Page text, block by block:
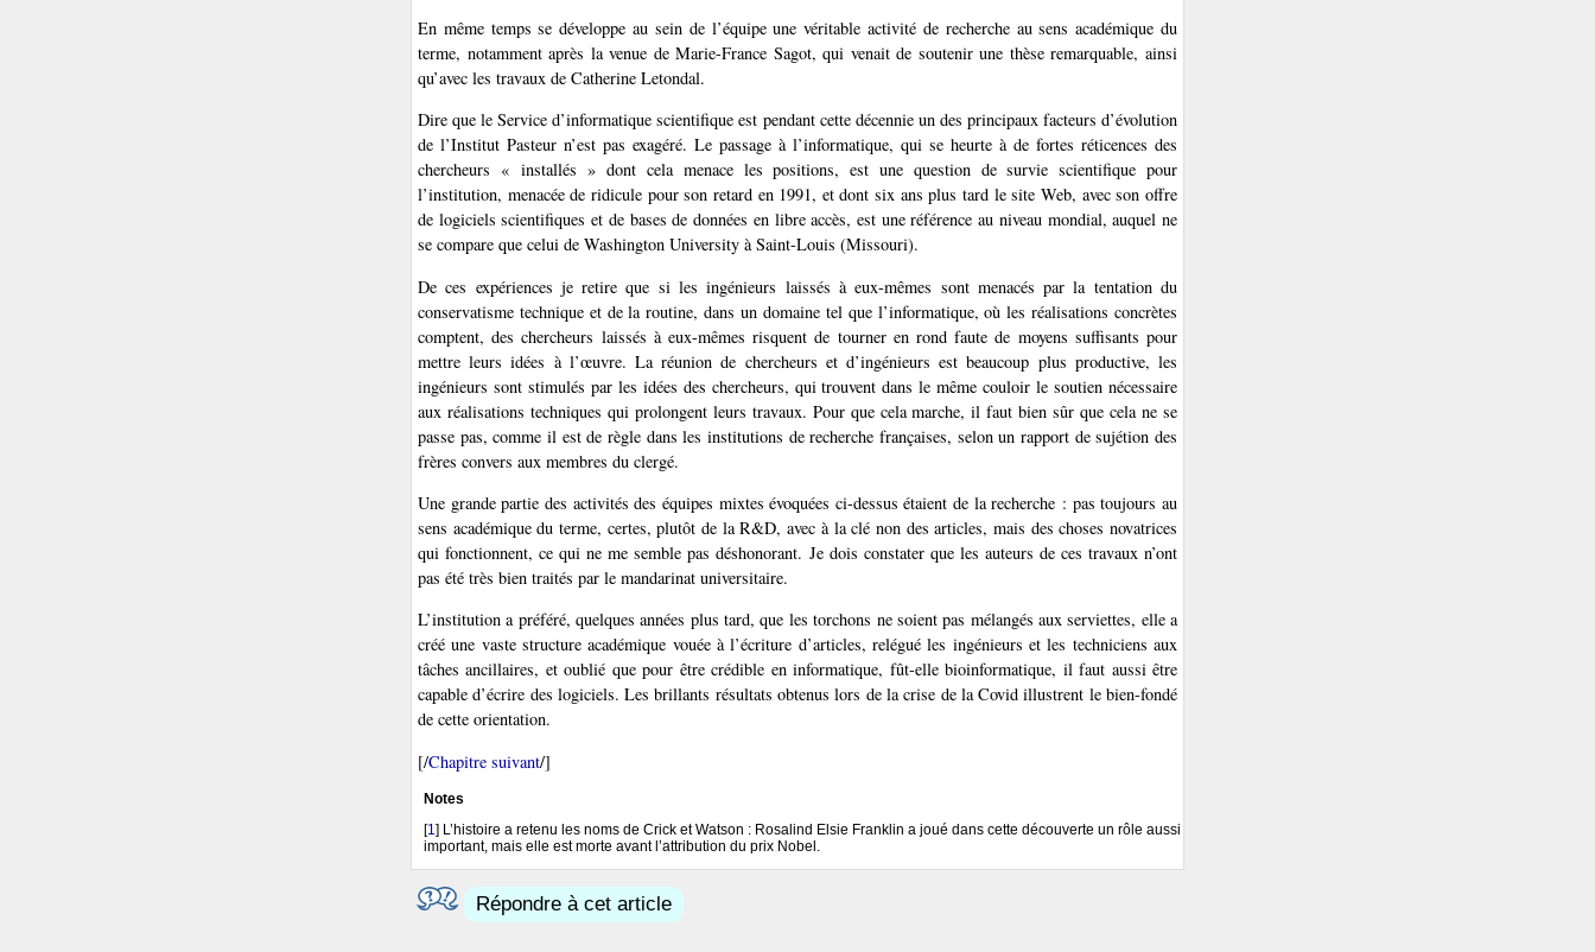
En même temps se développe au sein de l’équipe une véritable activité de recherche au sens académique du
terme, notamment après la venue de Marie-France Sagot, qui venait de soutenir une thèse remarquable, ainsi
qu’avec les travaux de Catherine Letondal.
Dire que le Service d’informatique scientifique est pendant cette décennie un des principaux facteurs d’évolution
de l’Institut Pasteur n’est pas exagéré. Le passage à l’informatique, qui se heurte à de fortes réticences des
chercheurs « installés » dont cela menace les positions, est une question de survie scientifique pour
l’institution, menacée de ridicule pour son retard en 1991, et dont six ans plus tard le site Web, avec son offre
de logiciels scientifiques et de bases de données en libre accès, est une référence au niveau mondial, auquel ne
se compare que celui de Washington University à Saint-Louis (Missouri).
De ces expériences je retire que si les ingénieurs laissés à eux-mêmes sont menacés par la tentation du
conservatisme technique et de la routine, dans un domaine tel que l’informatique, où les réalisations concrètes
comptent, des chercheurs laissés à eux-mêmes risquent de tourner en rond faute de moyens suffisants pour
mettre leurs idées à l’œuvre. La réunion de chercheurs et d’ingénieurs est beaucoup plus productive, les
ingénieurs sont stimulés par les idées des chercheurs, qui trouvent dans le même couloir le soutien nécessaire
aux réalisations techniques qui prolongent leurs travaux. Pour que cela marche, il faut bien sûr que cela ne se
passe pas, comme il est de règle dans les institutions de recherche françaises, selon un rapport de sujétion des
frères convers aux membres du clergé.
Une grande partie des activités des équipes mixtes évoquées ci-dessus étaient de la recherche : pas toujours au
sens académique du terme, certes, plutôt de la R&D, avec à la clé non des articles, mais des choses novatrices
qui fonctionnent, ce qui ne me semble pas déshonorant. Je dois constater que les auteurs de ces travaux n’ont
pas été très bien traités par le mandarinat universitaire.
L’institution a préféré, quelques années plus tard, que les torchons ne soient pas mélangés aux serviettes, elle a
créé une vaste structure académique vouée à l’écriture d’articles, relégué les ingénieurs et les techniciens aux
tâches ancillaires, et oublié que pour être crédible en informatique, fût-elle bioinformatique, il faut aussi être
capable d’écrire des logiciels. Les brillants résultats obtenus lors de la crise de la Covid illustrent le bien-fondé
de cette orientation.
[/Chapitre suivant/]
Notes
[1] L’histoire a retenu les noms de Crick et Watson : Rosalind Elsie Franklin a joué dans cette découverte un rôle aussi
important, mais elle est morte avant l’attribution du prix Nobel.
Répondre à cet article